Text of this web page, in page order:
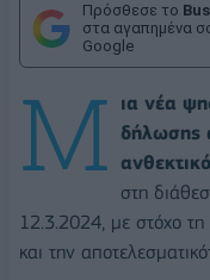
Πρόσθεσε το
στα αγαπημένα
Google
Μ
ια νέα
δήλωσης
στη
12.3.2024, με στόχο
και την